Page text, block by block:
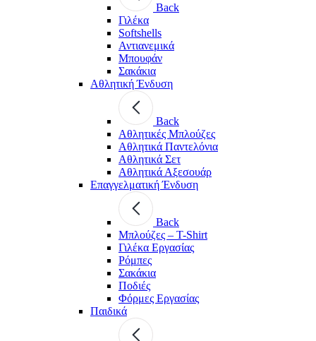
Back
Γιλέκα
Softshells
Αντιανεμικά
Μπουφάν
Σακάκια
Αθλητική Ένδυση
Back
Aθλητικές Μπλούζες
Αθλητικά Παντελόνια
Αθλητικά Σετ
Αθλητικά Αξεσουάρ
Επαγγελματική Ένδυση
Back
Μπλούζες – T-Shirt
Γιλέκα Εργασίας
Ρόμπες
Σακάκια
Ποδιές
Φόρμες Εργασίας
Παιδικά